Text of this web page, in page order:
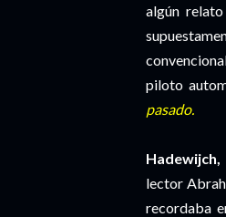
algún
piloto
pasado.
lector
recordaba